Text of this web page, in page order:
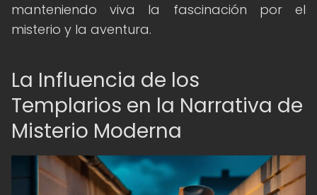
manteniendo viva la fascinación por el
misterio y la aventura.
La Influencia de los
Templarios en la Narrativa de
Misterio Moderna